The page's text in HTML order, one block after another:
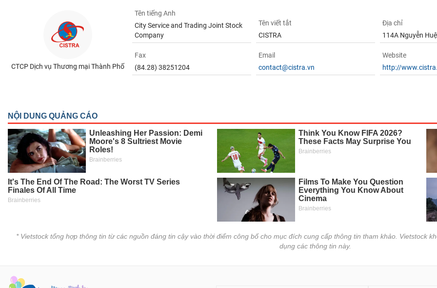
CTCP Dịch vụ Thương mại Thành Phố
Tên tiếng Anh
City Service and Trading Joint Stock
Company
Tên viết tắt
CISTRA
Địa chỉ
114A Nguyễn
Fax
(84.28) 38251204
Email
contact@cistra.vn
Website
http://
* Vietstock tổng hợp thông tin từ các nguồn đáng tin cậy vào thời điểm công bố cho mục đích cung cấp thông tin tham khảo. Vietstock
dụng các thông tin này.
CHĂM
TÀI
CHÍNH
TIN
DỊCH